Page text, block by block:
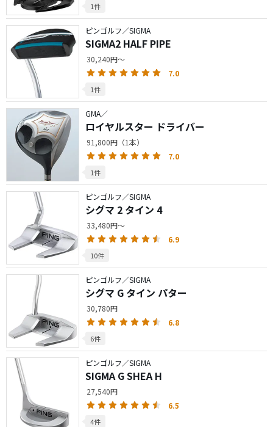
1件
ピンゴルフ／SIGMA
SIGMA2 HALF PIPE
30,240円～
7.0
1件
GMA／
ロイヤルスター ドライバー
91,800円（1本）
7.0
1件
ピンゴルフ／SIGMA
シグマ 2 タイン 4
33,480円～
6.9
10件
ピンゴルフ／SIGMA
シグマ G タイン パター
30,780円
6.8
6件
ピンゴルフ／SIGMA
SIGMA G SHEA H
27,540円
6.5
4件